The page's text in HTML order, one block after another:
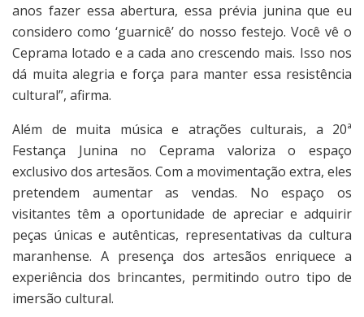
anos fazer essa abertura, essa prévia junina que eu
considero como ‘guarnicê’ do nosso festejo. Você vê o
Ceprama lotado e a cada ano crescendo mais. Isso nos
dá muita alegria e força para manter essa resistência
cultural”, afirma.
Além de muita música e atrações culturais, a 20ª
Festança Junina no Ceprama valoriza o espaço
exclusivo dos artesãos. Com a movimentação extra, eles
pretendem aumentar as vendas. No espaço os
visitantes têm a oportunidade de apreciar e adquirir
peças únicas e autênticas, representativas da cultura
maranhense. A presença dos artesãos enriquece a
experiência dos brincantes, permitindo outro tipo de
imersão cultural.